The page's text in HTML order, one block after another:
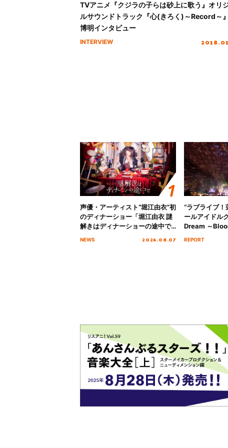
TVアニメ『クジラの子らは砂上に歌う』オリ
ルサウンドトラック『心(きろく)～Record～
博明インタビュー
INTERVIEW
声優・アーティスト“堀江由衣”初
のディナーショー「堀江由衣 謎
解きはディナーショーの途中で
NEWS 2026.08.07
“ラブライブ
ールアイドル
Dream ～
REPORT